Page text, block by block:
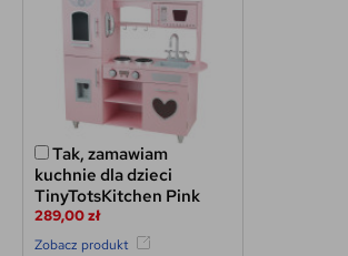
Tak, zamawiam
kuchnie dla dzieci
TinyTotsKitchen Pink
289,00 zł
Zobacz produkt